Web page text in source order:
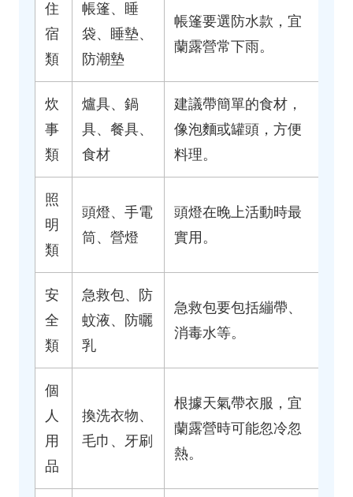
住
宿
類
帳篷、睡
袋、睡墊、
防潮墊
帳篷要選防水款，宜
蘭露營常下雨。
炊
事
類
爐具、鍋
具、餐具、
食材
建議帶簡單的食材，
像泡麵或罐頭，方便
料理。
照
明
類
頭燈、手電
筒、營燈
頭燈在晚上活動時最
實用。
安
全
類
急救包、防
蚊液、防曬
乳
急救包要包括繃帶、
消毒水等。
個
人
用
品
換洗衣物、
毛巾、牙刷
根據天氣帶衣服，宜
蘭露營時可能忽冷忽
熱。